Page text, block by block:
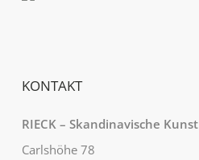
KONTAKT
RIECK – Skandinavische Kunst
Carlshöhe 78